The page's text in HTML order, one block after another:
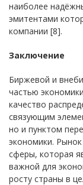
наиболее
эмитентами
компании [8].
Заключение
Биржевой и
частью
качество
связующим
но и пунктом
экономики.
сферы, которая
важной для
росту страны в